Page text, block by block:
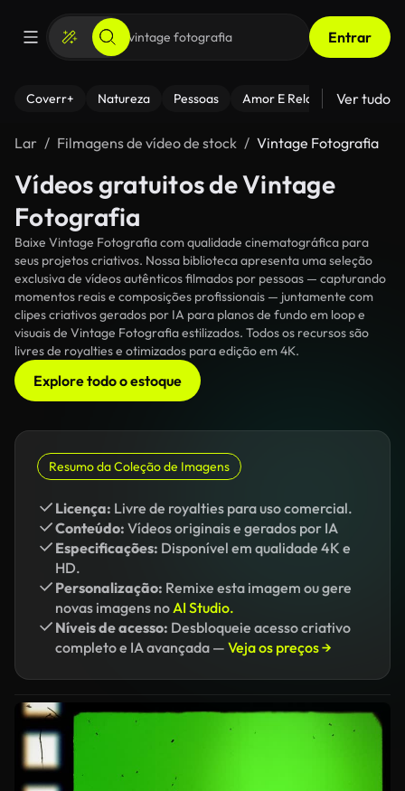
Entrar
Coverr+ Natureza Pessoas Amor E Relacionamentos
Ver tudo
Lar Filmagens de vídeo de stock Vintage Fotografia
Vídeos gratuitos de Vintage
Fotografia
Baixe Vintage Fotografia com qualidade cinematográfica para
seus projetos criativos. Nossa biblioteca apresenta uma seleção
exclusiva de vídeos autênticos filmados por pessoas — capturando
momentos reais e composições profissionais — juntamente com
clipes criativos gerados por IA para planos de fundo em loop e
visuais de Vintage Fotografia estilizados. Todos os recursos são
livres de royalties e otimizados para edição em 4K.
Explore todo o estoque
Resumo da Coleção de Imagens
Licença: Livre de royalties para uso comercial.
Conteúdo: Vídeos originais e gerados por IA
Especificações: Disponível em qualidade 4K e
HD.
Personalização: Remixe esta imagem ou gere
novas imagens noAI Studio.
Níveis de acesso: Desbloqueie acesso criativo
completo e IA avançada — Veja os preços →